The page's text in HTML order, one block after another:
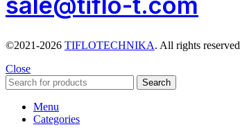
©2021-2026 TIFLOTECHNIKA. All rights reserved
Close
Search
Menu
Categories